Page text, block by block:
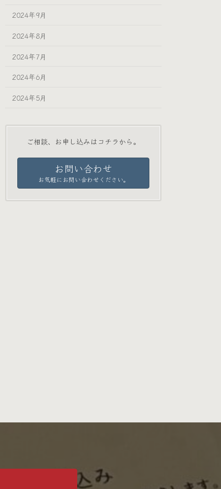
2024年9月
2024年8月
2024年7月
2024年6月
2024年5月
ご相談、お申し込みはコチラから。
お問い合わせ
お気軽にお問い合わせください。